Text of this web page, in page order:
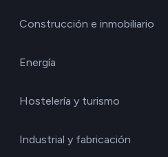
Construcción e inmobiliario
Energía
Hostelería y turismo
Industrial y fabricación